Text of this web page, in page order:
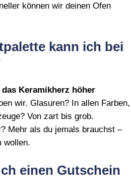
können wir deinen Ofen
kann ich bei
Keramikherz höher
wir. Glasuren? In allen Farben,
Von zart bis grob.
Mehr als du jemals brauchst –
wollen.
einen Gutschein